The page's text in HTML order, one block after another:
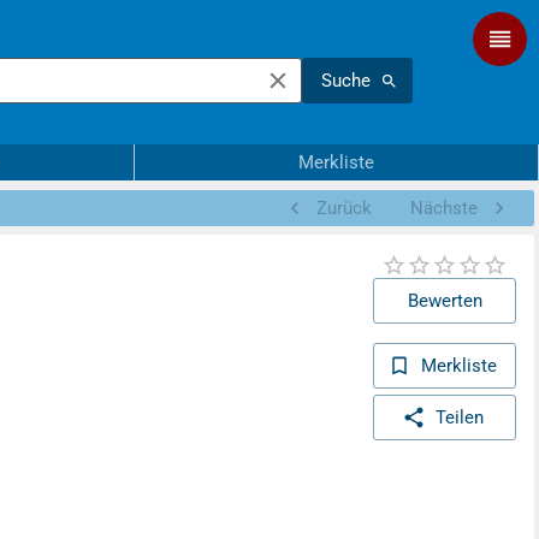
Suche
Merkliste
Zurück Nächste
Bewerten
Merkliste
Teilen